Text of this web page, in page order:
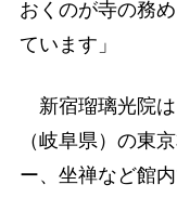
おくのが寺の務
ています」
新宿瑠璃光院は
（岐阜県）の東
ー、坐禅など館